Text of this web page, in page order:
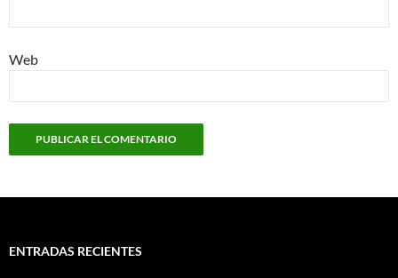
Web
ENTRADAS RECIENTES